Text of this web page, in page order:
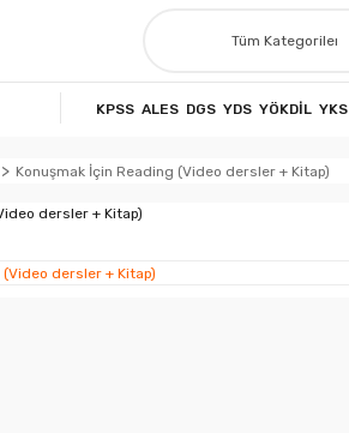
KPSS ALES DGS YDS YÖKDİL YKS
Konuşmak İçin Reading (Video dersler + Kitap)